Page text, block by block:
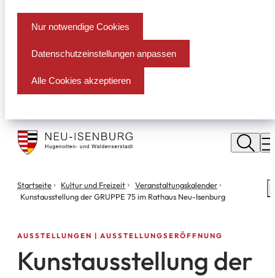
Nur notwendige Cookies
Datenschutzeinstellungen anpassen
Alle Cookies akzeptieren
Stadt
Neu
Isenburg
Sie
befinden
Startseite Kultur und Freizeit
Veranstaltungs­kalender
Kunstausstellung der GRUPPE 75 im Rathaus Neu-Isenburg
AUSSTELLUNGEN | AUSSTELLUNGSERÖFFNUNG
Kunstausstellung der